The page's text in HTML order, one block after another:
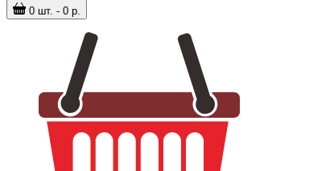
0 шт. - 0 р.